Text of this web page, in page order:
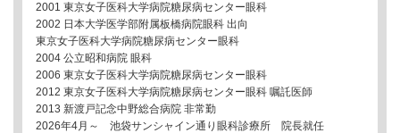
2001 東京女子医科大学病院糖尿病センター眼科
2002 日本大学医学部附属板橋病院眼科 出向
東京女子医科大学病院糖尿病センター眼科
2004 公立昭和病院 眼科
2006 東京女子医科大学病院糖尿病センター眼科
2012 東京女子医科大学病院糖尿病センター眼科 嘱託医師
2013 新渡戸記念中野総合病院 非常勤
2026年4月～ 池袋サンシャイン通り眼科診療所 院長就任